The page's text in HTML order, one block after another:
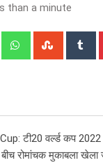
than a minute
LinkedIn Whatsapp
टी20 वर्ल्ड कप
रोमांचक मुकाबला खेला